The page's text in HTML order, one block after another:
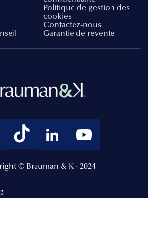
Politique de gestion des
cookies
Contactez-nous
Garantie de revente
© Brauman & K - 2024